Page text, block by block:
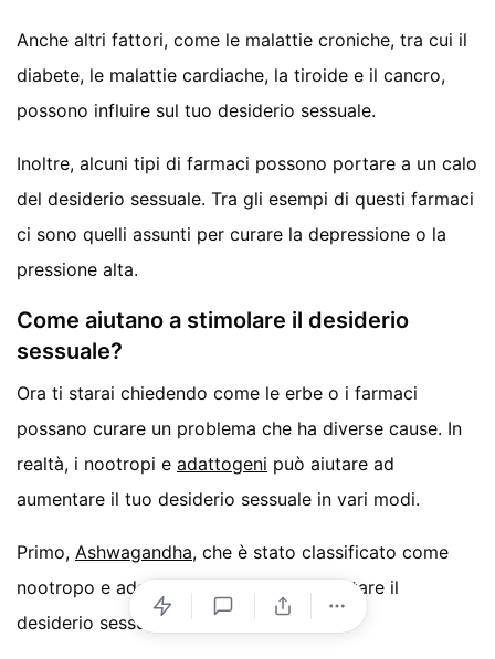
Anche altri fattori, come le malattie croniche, tra cui il
diabete, le malattie cardiache, la tiroide e il cancro,
possono influire sul tuo desiderio sessuale.
Inoltre, alcuni tipi di farmaci possono portare a un calo
del desiderio sessuale. Tra gli esempi di questi farmaci
ci sono quelli assunti per curare la depressione o la
pressione alta.
Come aiutano a stimolare il desiderio
sessuale?
Ora ti starai chiedendo come le erbe o i farmaci
possano curare un problema che ha diverse cause. In
realtà, i nootropi eadattogeni può aiutare ad
aumentare il tuo desiderio sessuale in vari modi.
Primo,Ashwagandha, che è stato classificato come
nootropo e adattogeno, aiuta ad aumentare il
desiderio sessuale.